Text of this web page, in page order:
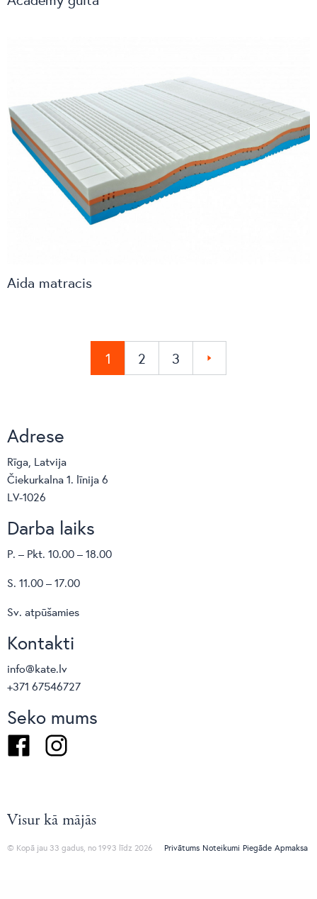
Aida matracis
1 2 3
Adrese
Rīga, Latvija
Čiekurkalna 1. līnija 6
LV-1026
Darba laiks
P. – Pkt. 10.00 – 18.00
S. 11.00 – 17.00
Sv. atpūšamies
Kontakti
info@kate.lv
+371 67546727
Seko mums
FacebookInstagram
Visur kā mājās
© Kopā jau 33 gadus, no 1993 līdz 2026 Privātums Noteikumi Piegāde Apmaksa